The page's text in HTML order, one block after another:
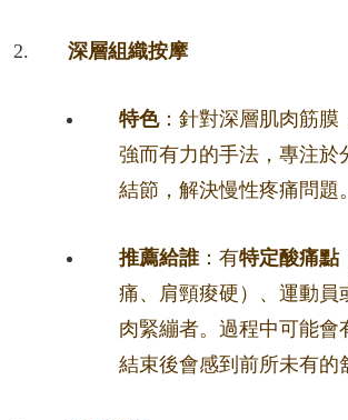
深層組織按摩
特色：針對深層肌肉筋膜
強而有力的手法，專注於
結節，解決慢性疼痛問題。
推薦給誰：有特定酸痛點
痛、肩頸痠硬）、運動員
肉緊繃者。過程中可能會
結束後會感到前所未有的